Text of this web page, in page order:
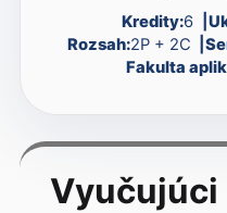
Kredity:6
Rozsah:2P + 2C
Fakulta
Vyučujúci